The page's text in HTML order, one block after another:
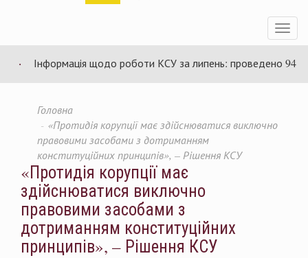
Toggle
Інформація щодо роботи КСУ за липень: проведено 94
Головна
«Протидія корупції має здійснюватися виключно
правовими засобами з дотриманням
конституційних принципів», – Рішення КСУ
«Протидія корупції має
здійснюватися виключно
правовими засобами з
дотриманням конституційних
принципів», – Рішення КСУ